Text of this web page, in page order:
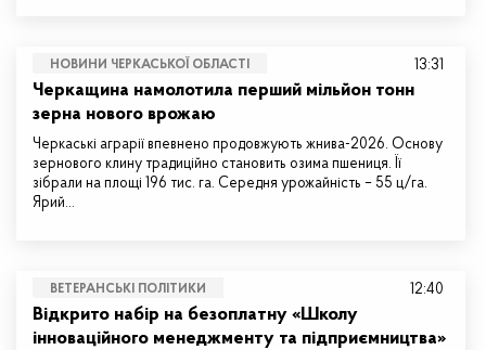
НОВИНИ ЧЕРКАСЬКОЇ ОБЛАСТІ
Черкащина намолотила перший мільйон тонн
зерна нового врожаю
Черкаські аграрії впевнено продовжують жнива-2026. Основу
зернового клину традиційно становить озима пшениця. Її
зібрали на площі 196 тис. га. Середня урожайність – 55 ц/га.
Ярий…
13:31
ВЕТЕРАНСЬКІ ПОЛІТИКИ
Відкрито набір на безоплатну «Школу
інноваційного менеджменту та підприємництва»
12:40